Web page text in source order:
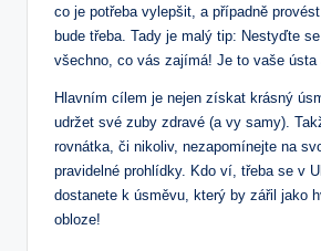
co je potřeba vylepšit, a případně
bude třeba. Tady je malý tip: Nestyďte
všechno, co vás zajímá! Je to vaše ústa
Hlavním cílem je nejen získat krásný
udržet své zuby zdravé (a vy samy).
rovnátka, či nikoliv, nezapomínejte na
pravidelné prohlídky. Kdo ví, třeba se v
dostanete k úsměvu, který by zářil jako
obloze!